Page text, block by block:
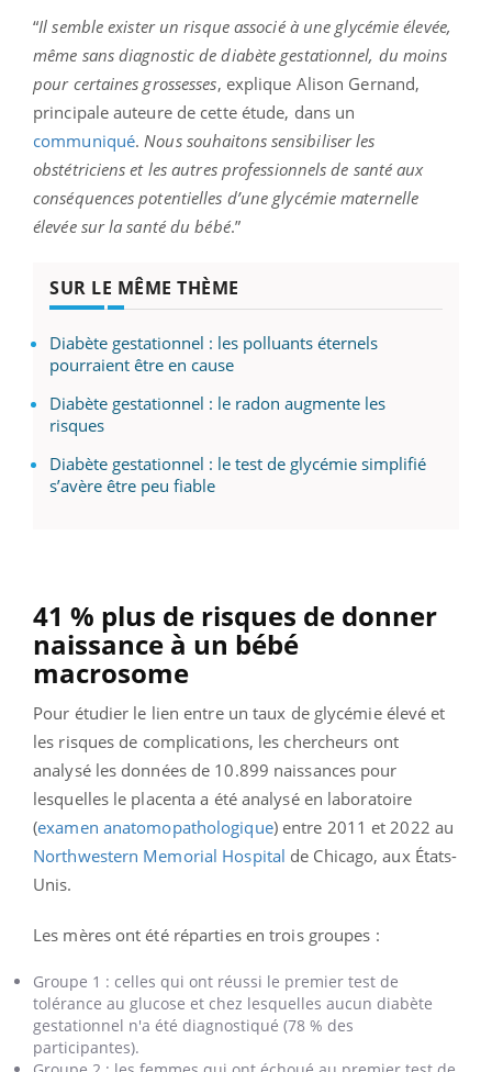
“Il semble exister un risque associé à une glycémie élevée,
même sans diagnostic de diabète gestationnel, du moins
pour certaines grossesses, explique Alison Gernand,
principale auteure de cette étude, dans un
communiqué. Nous souhaitons sensibiliser les
obstétriciens et les autres professionnels de santé aux
conséquences potentielles d’une glycémie maternelle
élevée sur la santé du bébé.”
SUR LE MÊME THÈME
Diabète gestationnel : les polluants éternels
pourraient être en cause
Diabète gestationnel : le radon augmente les
risques
Diabète gestationnel : le test de glycémie simplifié
s’avère être peu fiable
41 % plus de risques de donner
naissance à un bébé
macrosome
Pour étudier le lien entre un taux de glycémie élevé et
les risques de complications, les chercheurs ont
analysé les données de 10.899 naissances pour
lesquelles le placenta a été analysé en laboratoire
(examen anatomopathologique) entre 2011 et 2022 au
Northwestern Memorial Hospital de Chicago, aux États-
Unis.
Les mères ont été réparties en trois groupes :
Groupe 1 : celles qui ont réussi le premier test de
tolérance au glucose et chez lesquelles aucun diabète
gestationnel n'a été diagnostiqué (78 % des
participantes).